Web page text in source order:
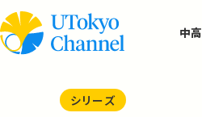
中
シリーズ